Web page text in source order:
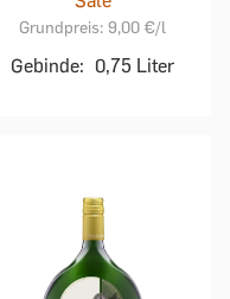
Grundpreis: 9,00 €/l
Gebinde: 0,75 Liter